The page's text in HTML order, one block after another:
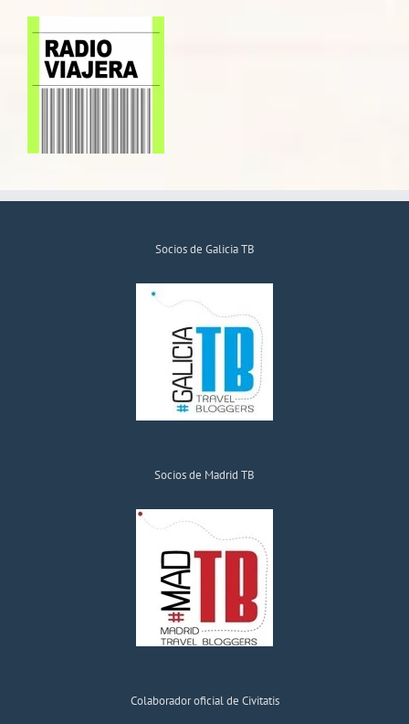
Socios de Galicia TB
Socios de Madrid TB
Colaborador oficial de Civitatis